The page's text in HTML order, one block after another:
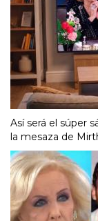
Así será el súper
la mesaza de